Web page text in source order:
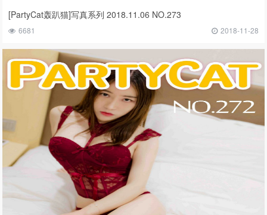
[PartyCat轰趴猫]写真系列 2018.11.06 NO.273
6681 2018-11-28